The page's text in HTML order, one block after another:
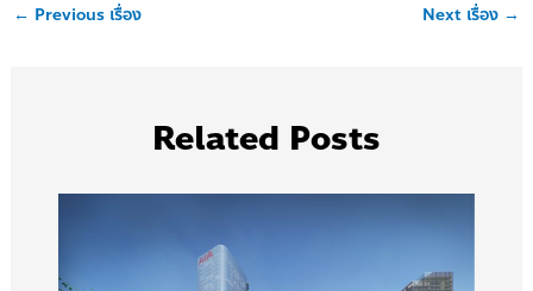
← Previous เรื่อง Next เรื่อง →
Related Posts